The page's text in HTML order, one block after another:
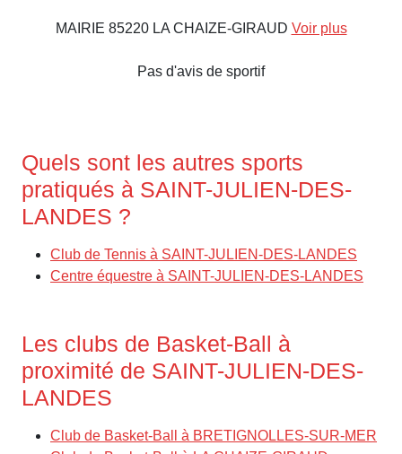
MAIRIE 85220 LA CHAIZE-GIRAUD Voir plus
Pas d'avis de sportif
Quels sont les autres sports
pratiqués à SAINT-JULIEN-DES-
LANDES ?
Club de Tennis à SAINT-JULIEN-DES-LANDES
Centre équestre à SAINT-JULIEN-DES-LANDES
Les clubs de Basket-Ball à
proximité de SAINT-JULIEN-DES-
LANDES
Club de Basket-Ball à BRETIGNOLLES-SUR-MER